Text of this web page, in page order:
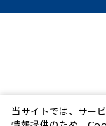
当サイトでは、サー